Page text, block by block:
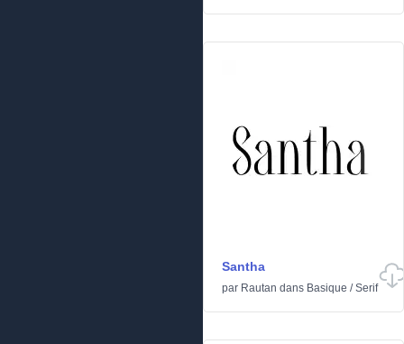
Santha
par Rautan dans Basique /Serif